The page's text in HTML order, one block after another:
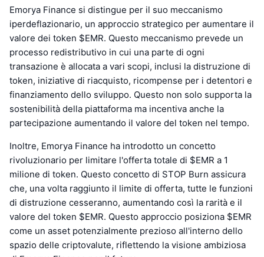
Emorya Finance si distingue per il suo meccanismo
iperdeflazionario, un approccio strategico per aumentare il
valore dei token $EMR. Questo meccanismo prevede un
processo redistributivo in cui una parte di ogni
transazione è allocata a vari scopi, inclusi la distruzione di
token, iniziative di riacquisto, ricompense per i detentori e
finanziamento dello sviluppo. Questo non solo supporta la
sostenibilità della piattaforma ma incentiva anche la
partecipazione aumentando il valore del token nel tempo.
Inoltre, Emorya Finance ha introdotto un concetto
rivoluzionario per limitare l'offerta totale di $EMR a 1
milione di token. Questo concetto di STOP Burn assicura
che, una volta raggiunto il limite di offerta, tutte le funzioni
di distruzione cesseranno, aumentando così la rarità e il
valore del token $EMR. Questo approccio posiziona $EMR
come un asset potenzialmente prezioso all'interno dello
spazio delle criptovalute, riflettendo la visione ambiziosa